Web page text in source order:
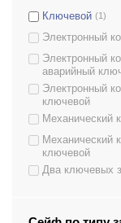
MS.17.E (2)
R.12.K (1)
L.17.K
LS.20.K
OLS-PL-125.К
OLS-PL-105.К
ЕС-
Ключевой (1)
Электронный
Электронный
аварийный
Электронный
ключевой
Механический
Механический
ключевой
Два ключевых